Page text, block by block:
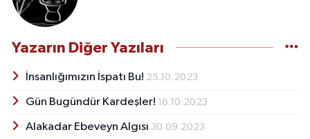
Yazarın Diğer Yazıları
İnsanlığımızın İspatı Bu! 25.10.2023
Gün Bugündür Kardeşler! 16.10.2023
Alakadar Ebeveyn Algısı 30.09.2023